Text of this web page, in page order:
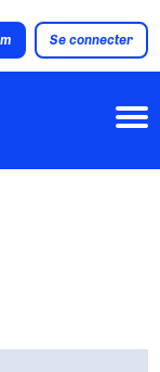
Se connecter